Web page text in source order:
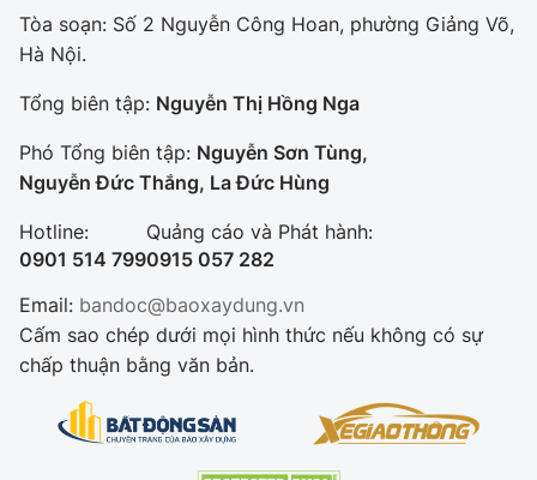
Tòa soạn: Số 2 Nguyễn Công Hoan, phường Giảng Võ,
Hà Nội.
Tổng biên tập: Nguyễn Thị Hồng Nga
Phó Tổng biên tập: Nguyễn Sơn Tùng,
Nguyễn Đức Thắng, La Đức Hùng
Hotline:
0901 514 799
Quảng cáo và Phát hành:
0915 057 282
Email: bandoc@baoxaydung.vn
Cấm sao chép dưới mọi hình thức nếu không có sự
chấp thuận bằng văn bản.